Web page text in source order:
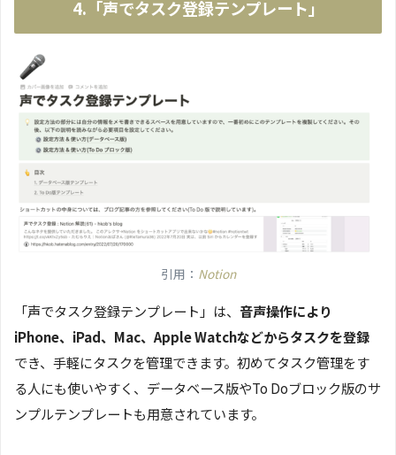
4.「声でタスク登録テンプレート」
引用： Notion
「声でタスク登録テンプレート」は、 音声操作により
iPhone、iPad、Mac、Apple Watchなどからタスクを登録
でき、手軽にタスクを管理できます。初めてタスク管理をす
る人にも使いやすく、データベース版やTo Doブロック版のサ
ンプルテンプレートも用意されています。